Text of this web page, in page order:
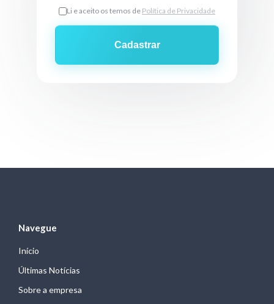
Li e aceito os temos de Política de Privacidade
Cadastrar
Navegue
Início
Últimas Notícias
Sobre a empresa